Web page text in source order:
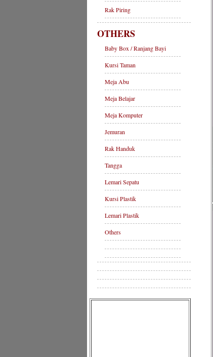
Rak Piring
OTHERS
Baby Box / Ranjang Bayi
Kursi Taman
Meja Abu
Meja Belajar
Meja Komputer
Jemuran
Rak Handuk
Tangga
Lemari Sepatu
Kursi Plastik
Lemari Plastik
Others